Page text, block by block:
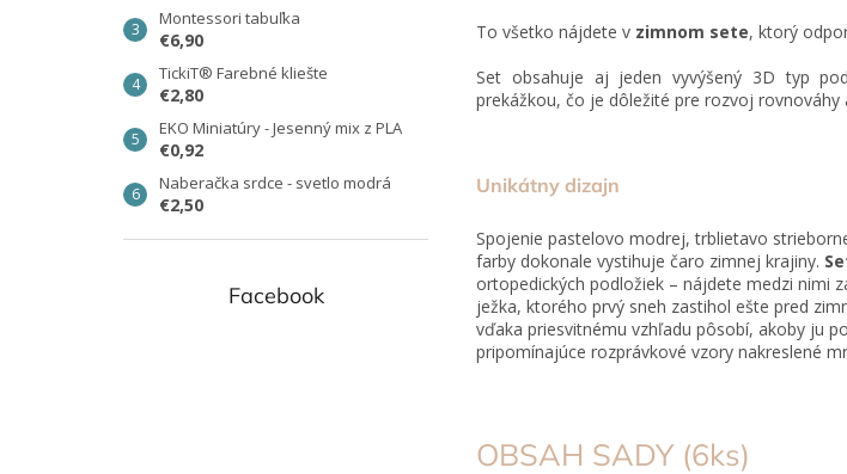
Montessori tabuľka
€6,90
TickiT® Farebné kliešte
€2,80
EKO Miniatúry - Jesenný mix z PLA
€0,92
Naberačka srdce - svetlo modrá
€2,50
Facebook
To všetko nájdete v zimnom sete, ktorý
Set obsahuje aj jeden vyvýšený 3D typ
prekážkou, čo je dôležité pre rozvoj rovnováhy
Unikátny dizajn
Spojenie pastelovo modrej, trblietavo
farby dokonale vystihuje čaro zimnej krajiny.
ortopedických podložiek – nájdete medzi nimi
ježka, ktorého prvý sneh zastihol ešte pred
vďaka priesvitnému vzhľadu pôsobí, akoby ju
pripomínajúce rozprávkové vzory nakreslené
OBSAH SADY (6ks)